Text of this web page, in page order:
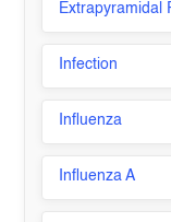
Extrapyramidal
Infection
Influenza
Influenza A